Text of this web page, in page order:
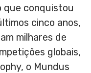
que conquistou
cinco anos,
milhares de
globais,
o Mundus